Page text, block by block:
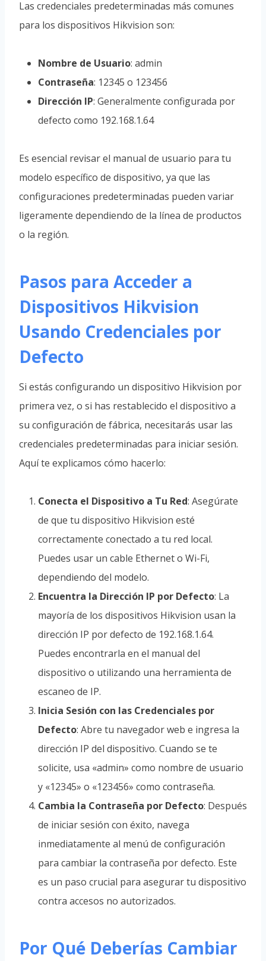
Las credenciales predeterminadas más comunes
para los dispositivos Hikvision son:
Nombre de Usuario: admin
Contraseña: 12345 o 123456
Dirección IP: Generalmente configurada por
defecto como 192.168.1.64
Es esencial revisar el manual de usuario para tu
modelo específico de dispositivo, ya que las
configuraciones predeterminadas pueden variar
ligeramente dependiendo de la línea de productos
o la región.
Pasos para Acceder a
Dispositivos Hikvision
Usando Credenciales por
Defecto
Si estás configurando un dispositivo Hikvision por
primera vez, o si has restablecido el dispositivo a
su configuración de fábrica, necesitarás usar las
credenciales predeterminadas para iniciar sesión.
Aquí te explicamos cómo hacerlo:
Conecta el Dispositivo a Tu Red: Asegúrate
de que tu dispositivo Hikvision esté
correctamente conectado a tu red local.
Puedes usar un cable Ethernet o Wi-Fi,
dependiendo del modelo.
Encuentra la Dirección IP por Defecto: La
mayoría de los dispositivos Hikvision usan la
dirección IP por defecto de 192.168.1.64.
Puedes encontrarla en el manual del
dispositivo o utilizando una herramienta de
escaneo de IP.
Inicia Sesión con las Credenciales por
Defecto: Abre tu navegador web e ingresa la
dirección IP del dispositivo. Cuando se te
solicite, usa «admin» como nombre de usuario
y «12345» o «123456» como contraseña.
Cambia la Contraseña por Defecto: Después
de iniciar sesión con éxito, navega
inmediatamente al menú de configuración
para cambiar la contraseña por defecto. Este
es un paso crucial para asegurar tu dispositivo
contra accesos no autorizados.
Por Qué Deberías Cambiar